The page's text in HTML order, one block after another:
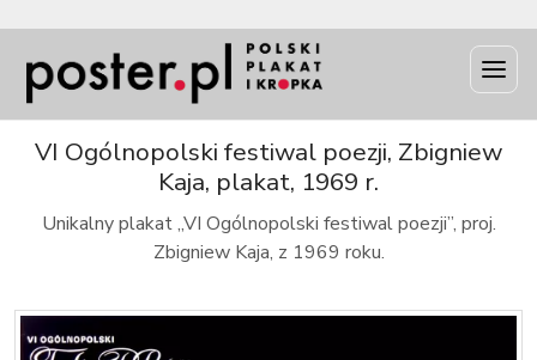
VI Ogólnopolski festiwal poezji, Zbigniew
Kaja, plakat, 1969 r.
Unikalny plakat „VI Ogólnopolski festiwal poezji”, proj.
Zbigniew Kaja, z 1969 roku.